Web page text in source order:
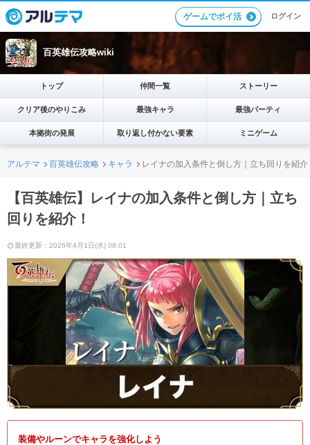
ゲームでポイ活 ログイン
百英雄伝攻略wiki
トップ 仲間一覧 ストーリー
クリア後のやりこみ 最強キャラ 最強パーティ
本拠街の発展 取り返し付かない要素 ミニゲーム
アルテマ 百英雄伝攻略 キャラ レイナの加入条件と倒し方｜立ち回りを紹介
【百英雄伝】レイナの加入条件と倒し方｜立ち
回りを紹介！
最終更新：2026年4月1日(水) 08:01
装備やルーンでキャラを強化しよう